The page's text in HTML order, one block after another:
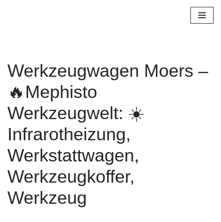
Werkzeugwagen Moers –
🔥Mephisto
Werkzeugwelt: ☀️
Infrarotheizung,
Werkstattwagen,
Werkzeugkoffer,
Werkzeug